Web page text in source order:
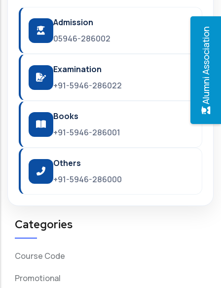
Alumni Association
Admission
05946-286002
Examination
+91-5946-286022
Books
+91-5946-286001
Others
+91-5946-286000
Categories
Course Code
Promotional